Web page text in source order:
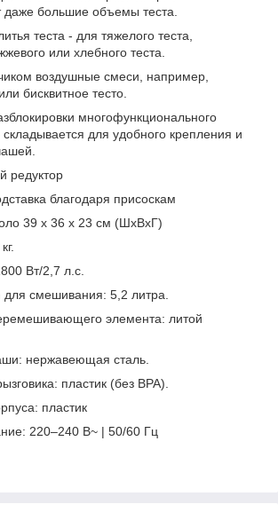
большие объемы теста.
теста - для тяжелого теста,
или хлебного теста.
воздушные смеси, например,
бисквитное тесто.
многофункционального
для удобного крепления и
редуктор
благодаря присоскам
39 х 36 х 23 см (ШxВxГ)
Вт/2,7 л.с.
смешивания: 5,2 литра.
элемента: литой
нержавеющая сталь.
пластик (без BPA).
пластик
220–240 В~ | 50/60 Гц